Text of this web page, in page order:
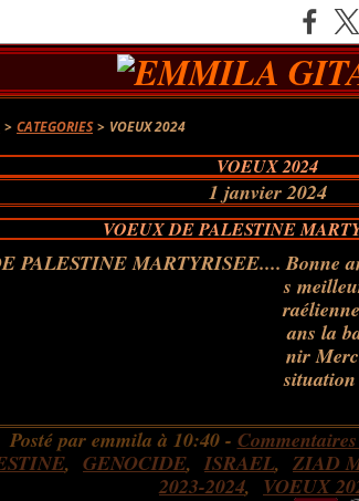
> CATEGORIES > VOEUX 2024
VOEUX 2024
1 janvier 2024
VOEUX DE PALESTINE
Bonne
s
ans la
nir
Posté par emmila à 10:40 -
, GENOCIDE,ISRAEL, ZIAD
2023-2024, VOEUX